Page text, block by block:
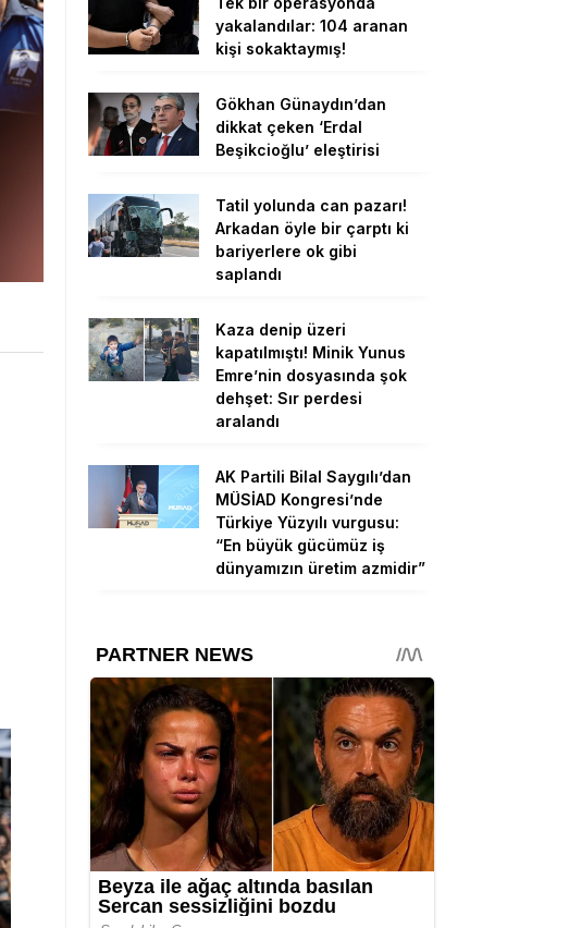
yakalandılar: 104 aranan
kişi sokaktaymış!
Gökhan Günaydın’dan
dikkat çeken ‘Erdal
Beşikcioğlu’ eleştirisi
Tatil yolunda can pazarı!
Arkadan öyle bir çarptı ki
bariyerlere ok gibi
saplandı
Kaza denip üzeri
kapatılmıştı! Minik Yunus
Emre’nin dosyasında şok
dehşet: Sır perdesi
aralandı
AK Partili Bilal Saygılı’dan
MÜSİAD Kongresi’nde
Türkiye Yüzyılı vurgusu:
“En büyük gücümüz iş
dünyamızın üretim azmidir”